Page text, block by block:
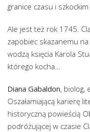
granice czasu i
Ale jest też rok 1745.
zapobiec skazanemu
wodzą księcia Karola
którego kocha…
Diana Gabaldon, biolog,
Oszałamiającą karierę
historyczną powieścią
podróżującej w czasie